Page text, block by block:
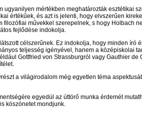
mértékben meghatározták esztétikai
értékűek, és azt is jelenti, hogy elvszerűen
művekkel szerepelnek, s hogy Holbach
fejlődése indokolja.
célszerűnek. Ez indokolja, hogy minden író
teljesség igényével, hanem a középiskolai
Gottfried von Strassburgról vagy Gauthier
a világirodalom még egyetlen téma
egyedül az úttörő munka érdemét
köszönetet mondjunk.